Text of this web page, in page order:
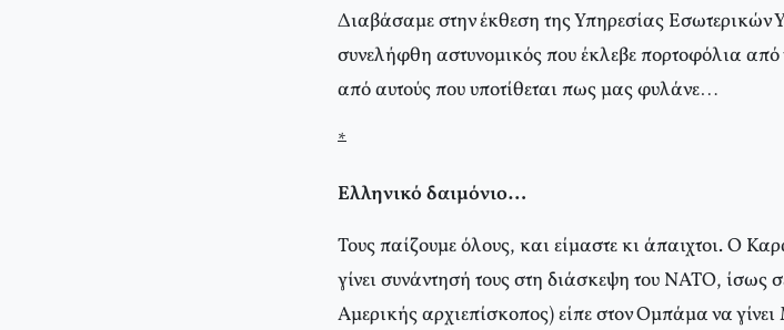
Διαβάσαμε στην έκθεση της Υπηρεσίας Εσωτερικών
συνελήφθη αστυνομικός που έκλεβε πορτοφόλια
από αυτούς που υποτίθεται πως μας φυλάνε…
*
Ελληνικό δαιμόνιο…
Τους παίζουμε όλους, και είμαστε κι άπαιχτοι. Ο
γίνει συνάντησή τους στη διάσκεψη του ΝΑΤΟ, ίσως
Αμερικής αρχιεπίσκοπος) είπε στον Ομπάμα να